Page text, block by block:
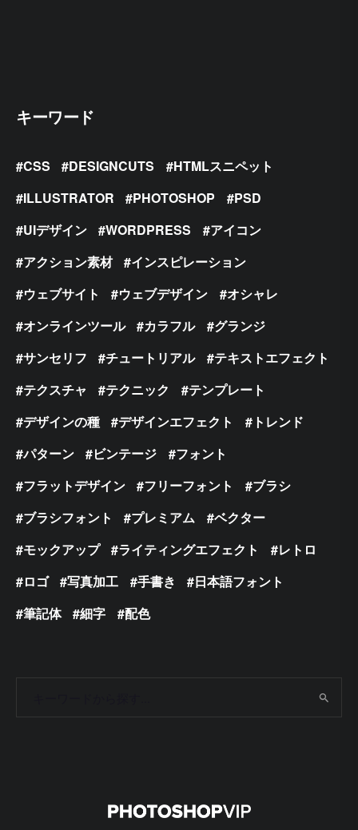
キーワード
CSS DESIGNCUTS
HTMLスニペット
ILLUSTRATOR
PHOTOSHOP
PSD
UIデザイン
WORDPRESS
アイコン
アクション素材
インスピレーション
ウェブサイト
ウェブデザイン
オシャレ
オンラインツール
カラフル
グランジ
サンセリフ
チュートリアル
テキストエフェクト
テクスチャ
テクニック
テンプレート
デザインの種
デザインエフェクト
トレンド
パターン
ビンテージ
フォント
フラットデザイン
フリーフォント
ブラシ
ブラシフォント
プレミアム
ベクター
モックアップ
ライティングエフェクト
レトロ
ロゴ
写真加工 手書き
日本語フォント
筆記体
細字 配色